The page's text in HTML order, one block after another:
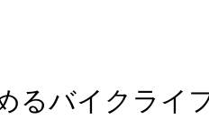
るバイクライ